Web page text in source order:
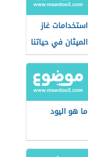
استخدامات غاز
الميثان في حياتنا
ما هو اليود